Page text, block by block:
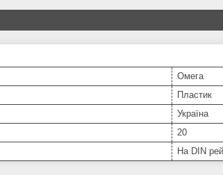
Омега
Пластик
Україна
20
На DIN